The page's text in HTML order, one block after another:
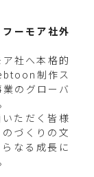
ーモア社外
社へ本格的
制作ス
のグローバ
ただく皆様
づくりの文
なる成長に